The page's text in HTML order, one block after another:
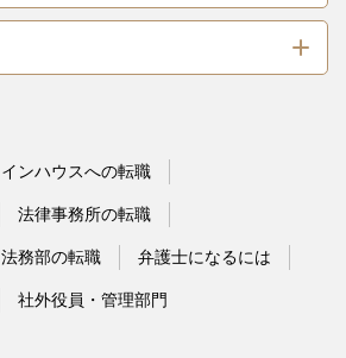
インハウスへの転職
法律事務所の転職
法務部の転職 弁護士になるには
社外役員・管理部門